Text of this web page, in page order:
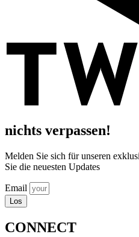
nichts verpassen!
Melden Sie sich für unseren
Sie die neuesten Updates
Email
Los
CONNECT